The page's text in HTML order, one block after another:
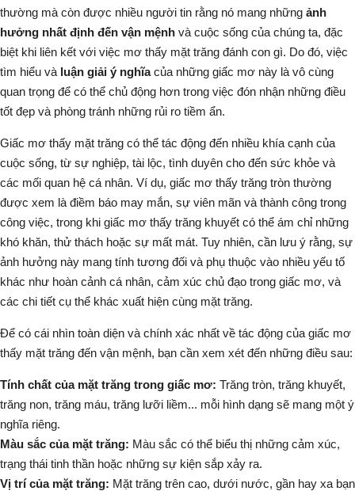
thường mà còn được nhiều người tin rằng nó mang những ảnh
hưởng nhất định đến vận mệnh và cuộc sống của chúng ta, đặc
biệt khi liên kết với việc mơ thấy mặt trăng đánh con gì. Do đó, việc
tìm hiểu và luận giải ý nghĩacủa những giấc mơ này là vô cùng
quan trọng để có thể chủ động hơn trong việc đón nhận những điều
tốt đẹp và phòng tránh những rủi ro tiềm ẩn.
Giấc mơ thấy mặt trăng có thể tác động đến nhiều khía cạnh của
cuộc sống, từ sự nghiệp, tài lộc, tình duyên cho đến sức khỏe và
các mối quan hệ cá nhân. Ví dụ, giấc mơ thấy trăng tròn thường
được xem là điềm báo may mắn, sự viên mãn và thành công trong
công việc, trong khi giấc mơ thấy trăng khuyết có thể ám chỉ những
khó khăn, thử thách hoặc sự mất mát. Tuy nhiên, cần lưu ý rằng, sự
ảnh hưởng này mang tính tương đối và phụ thuộc vào nhiều yếu tố
khác như hoàn cảnh cá nhân, cảm xúc chủ đạo trong giấc mơ, và
các chi tiết cụ thể khác xuất hiện cùng mặt trăng.
Để có cái nhìn toàn diện và chính xác nhất về tác động của giấc mơ
thấy mặt trăng đến vận mệnh, bạn cần xem xét đến những điều sau:
Tính chất của mặt trăng trong giấc mơ: Trăng tròn, trăng khuyết,
trăng non, trăng máu, trăng lưỡi liềm... mỗi hình dạng sẽ mang một ý
nghĩa riêng.
Màu sắc của mặt trăng: Màu sắc có thể biểu thị những cảm xúc,
trạng thái tinh thần hoặc những sự kiện sắp xảy ra.
Vị trí của mặt trăng: Mặt trăng trên cao, dưới nước, gần hay xa bạn